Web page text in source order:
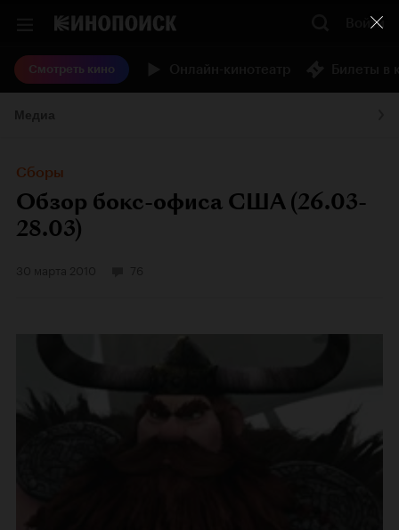
Войти
Смотреть кино
Сборы
Обзор бокс-офиса США (26.03-
28.03)